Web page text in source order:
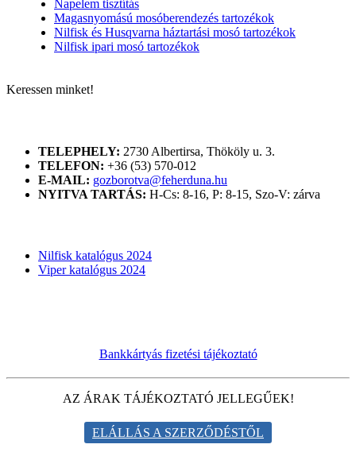
Napelem tisztítás
Magasnyomású mosóberendezés tartozékok
Nilfisk és Husqvarna háztartási mosó tartozékok
Nilfisk ipari mosó tartozékok
Keressen minket!
TELEPHELY: 2730 Albertirsa, Thököly u. 3.
TELEFON: +36 (53) 570-012
E-MAIL: gozborotva@feherduna.hu
NYITVA TARTÁS: H-Cs: 8-16, P: 8-15, Szo-V: zárva
Nilfisk katalógus 2024
Viper katalógus 2024
Bankkártyás fizetési tájékoztató
AZ ÁRAK TÁJÉKOZTATÓ JELLEGŰEK!
ELÁLLÁS A SZERZŐDÉSTŐL